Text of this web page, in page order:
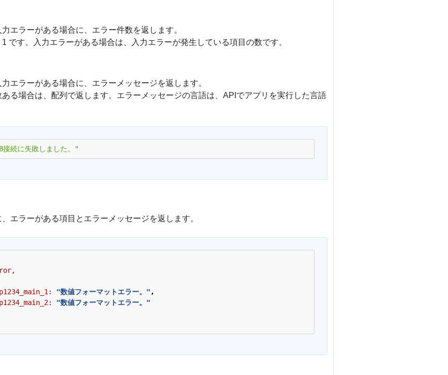
エラーがある場合に、エラー件数を返します。
です。入力エラーがある場合は、入力エラーが発生している項目の数です。
エラーがある場合に、エラーメッセージを返します。
る場合は、配列で返します。エラーメッセージの言語は、APIでアプリを実行した言語
接続に失敗しました。"
エラーがある項目とエラーメッセージを返します。
"数値フォーマットエラー。" ,
"数値フォーマットエラー。"